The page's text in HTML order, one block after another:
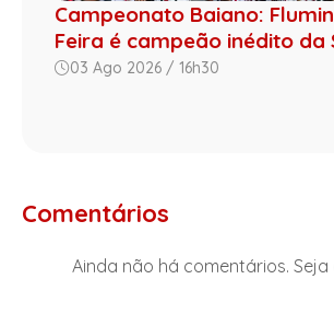
Campeonato Baiano:
Feira é campeão inédito da
03 Ago 2026 / 16h30
Comentários
Ainda não há comentários. Seja